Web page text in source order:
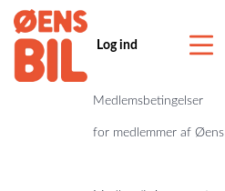
Log ind
Medlemsbetingelser
for medlemmer af Øens